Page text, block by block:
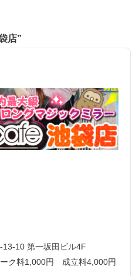
店”
10 第一坂田ビル4F
ク料1,000円 成立料4,000円